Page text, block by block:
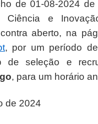
de 01-08-2024
Ciência e
aberto, na
, por um período
de seleção e
, para um horário
de 2024